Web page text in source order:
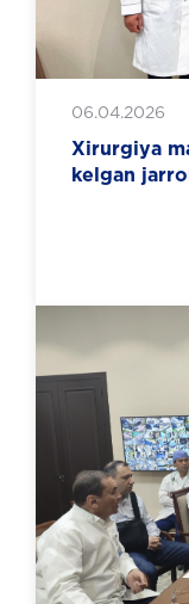
06.04.2026
Xirurgiya
kelgan